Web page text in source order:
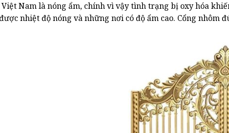
Nam là nóng ẩm, chính vì vậy tình trạng bị oxy hóa
nhiệt độ nóng và những nơi có độ ẩm cao. Cổng nhôm